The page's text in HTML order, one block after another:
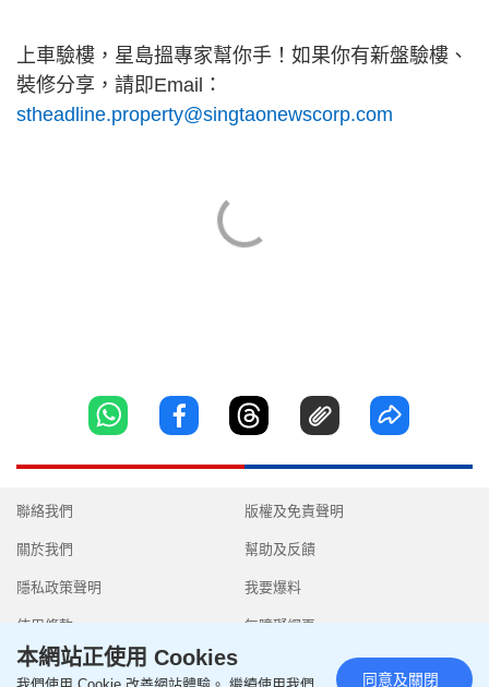
上車驗樓，星島搵專家幫你手！如果你有新盤驗樓、
裝修分享，請即Email：
stheadline.property@singtaonewscorp.com
聯絡我們
關於我們
隱私政策聲明
使用條款
版權及免責聲明
幫助及反饋
我要爆料
無障礙網頁
本網站正使用 Cookies
同意及關閉